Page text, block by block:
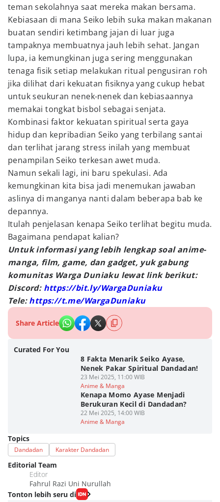
teman sekolahnya saat mereka makan bersama.
Kebiasaan di mana Seiko lebih suka makan makanan
buatan sendiri ketimbang jajan di luar juga
tampaknya membuatnya jauh lebih sehat. Jangan
lupa, ia kemungkinan juga sering menggunakan
tenaga fisik setiap melakukan ritual pengusiran roh
jika dilihat dari kekuatan fisiknya yang cukup hebat
untuk seukuran nenek-nenek dan kebiasaannya
memakai tongkat bisbol sebagai senjata.
Kombinasi faktor kekuatan spiritual serta gaya
hidup dan kepribadian Seiko yang terbilang santai
dan terlihat jarang stress inilah yang membuat
penampilan Seiko terkesan awet muda.
Namun sekali lagi, ini baru spekulasi. Ada
kemungkinan kita bisa jadi menemukan jawaban
aslinya di manganya nanti dalam beberapa bab ke
depannya.
Itulah penjelasan kenapa Seiko terlihat begitu muda.
Bagaimana pendapat kalian?
Untuk informasi yang lebih lengkap soal anime-
manga, film, game, dan gadget, yuk gabung
komunitas Warga Duniaku lewat link berikut:
Discord: https://bit.ly/WargaDuniaku
Tele:https://t.me/WargaDuniaku
Share Article
Curated For You
8 Fakta Menarik Seiko Ayase,
Nenek Pakar Spiritual Dandadan!
23 Mei 2025, 11:00 WIB
Anime & Manga
Kenapa Momo Ayase Menjadi
Berukuran Kecil di Dandadan?
22 Mei 2025, 14:00 WIB
Anime & Manga
Topics
Dandadan Karakter Dandadan
Editorial Team
Editor
Fahrul Razi Uni Nurullah
Tonton lebih seru di